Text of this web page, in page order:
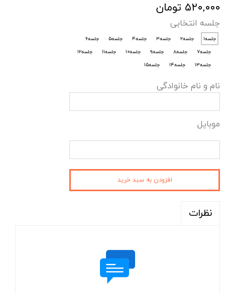
۵۲۰,۰۰۰ تومان
جلسه انتخابی
جلسه۱ جلسه۲ جلسه۳ جلسه۴ جلسه۵
جلسه۶
جلسه۷
جلسه۸ جلسه۹ جلسه۱۰ جلسه۱۱
جلسه۱۲
جلسه۱۳
جلسه۱۴ جلسه۱۵
نام و نام خانوادگی
موبایل
افزودن به سبد خرید
نظرات